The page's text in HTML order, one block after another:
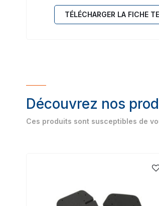
TÉLÉCHARGER LA FICHE
Découvrez nos
Ces produits sont susceptibles de